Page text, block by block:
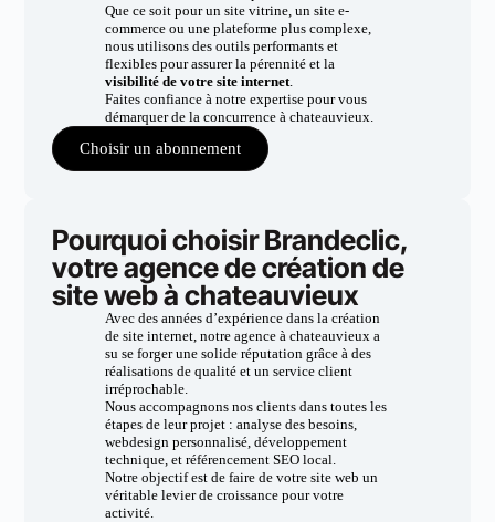
Que ce soit pour un site vitrine, un site e-
commerce ou une plateforme plus complexe,
nous utilisons des outils performants et
flexibles pour assurer la pérennité et la
visibilité de votre site internet.
Faites confiance à notre expertise pour vous
démarquer de la concurrence à chateauvieux.
Choisir un abonnement
Pourquoi choisir Brandeclic,
votre agence de création de
site web à chateauvieux
Avec des années d’expérience dans la création
de site internet, notre agence à chateauvieux a
su se forger une solide réputation grâce à des
réalisations de qualité et un service client
irréprochable.
Nous accompagnons nos clients dans toutes les
étapes de leur projet : analyse des besoins,
webdesign personnalisé, développement
technique, et référencement SEO local.
Notre objectif est de faire de votre site web un
véritable levier de croissance pour votre
activité.